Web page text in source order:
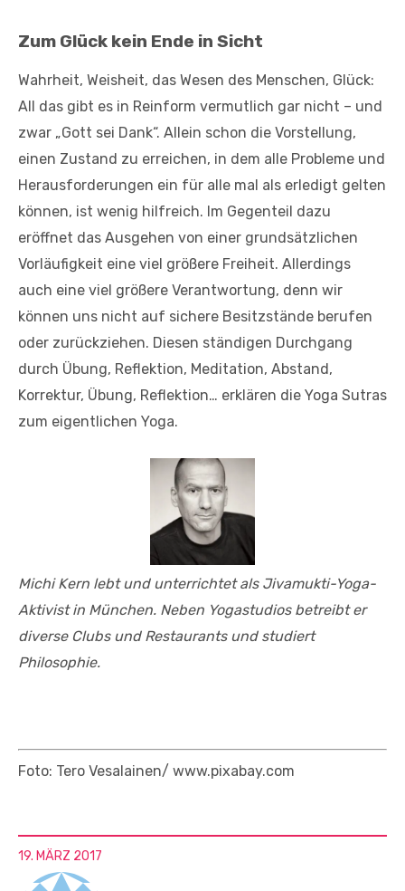
Zum Glück kein Ende in Sicht
Wahrheit, Weisheit, das Wesen des Menschen, Glück:
All das gibt es in Reinform vermutlich gar nicht – und
zwar „Gott sei Dank“. Allein schon die Vorstellung,
einen Zustand zu erreichen, in dem alle Probleme und
Herausforderungen ein für alle mal als erledigt gelten
können, ist wenig hilfreich. Im Gegenteil dazu
eröffnet das Ausgehen von einer grundsätzlichen
Vorläufigkeit eine viel größere Freiheit. Allerdings
auch eine viel größere Verantwortung, denn wir
können uns nicht auf sichere Besitzstände berufen
oder zurückziehen. Diesen ständigen Durchgang
durch Übung, Reflektion, Meditation, Abstand,
Korrektur, Übung, Reflektion… erklären die Yoga Sutras
zum eigentlichen Yoga.
Michi Kern lebt und unterrichtet als Jivamukti-Yoga-
Aktivist in München. Neben Yogastudios betreibt er
diverse Clubs und Restaurants und studiert
Philosophie.
Foto: Tero Vesalainen/ www.pixabay.com
19. MÄRZ 2017